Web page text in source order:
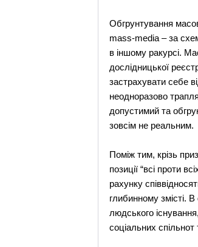
Обгрунтування
mass-media – за
в іншому ракурсі.
дослідницької
застрахувати себе
неодноразово
допустимий та
зовсім не реальним.
Поміж тим, крізь
позиції “всі проти
рахунку
глибинному змісті.
людського
соціальних спільнот